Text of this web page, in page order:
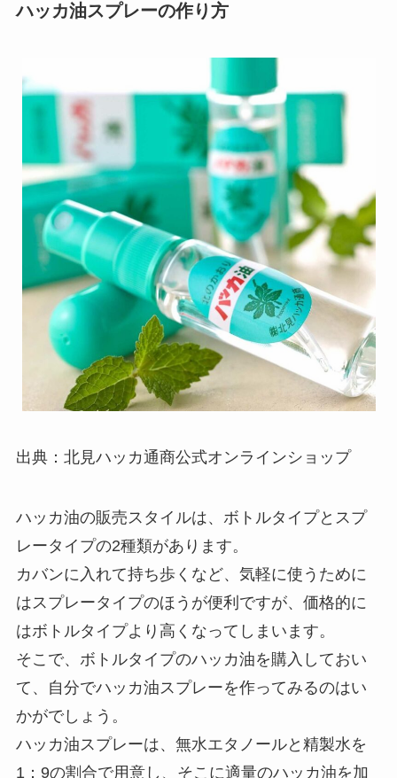
ハッカ油スプレーの作り方
出典：北見ハッカ通商公式オンラインショップ
ハッカ油の販売スタイルは、ボトルタイプとスプ
レータイプの2種類があります。
カバンに入れて持ち歩くなど、気軽に使うために
はスプレータイプのほうが便利ですが、価格的に
はボトルタイプより高くなってしまいます。
そこで、ボトルタイプのハッカ油を購入しておい
て、自分でハッカ油スプレーを作ってみるのはい
かがでしょう。
ハッカ油スプレーは、無水エタノールと精製水を
1：9の割合で用意し、そこに適量のハッカ油を加